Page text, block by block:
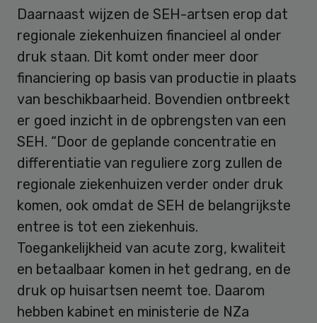
Daarnaast wijzen de SEH-artsen erop dat
regionale ziekenhuizen financieel al onder
druk staan. Dit komt onder meer door
financiering op basis van productie in plaats
van beschikbaarheid. Bovendien ontbreekt
er goed inzicht in de opbrengsten van een
SEH. “Door de geplande concentratie en
differentiatie van reguliere zorg zullen de
regionale ziekenhuizen verder onder druk
komen, ook omdat de SEH de belangrijkste
entree is tot een ziekenhuis.
Toegankelijkheid van acute zorg, kwaliteit
en betaalbaar komen in het gedrang, en de
druk op huisartsen neemt toe. Daarom
hebben kabinet en ministerie de NZa